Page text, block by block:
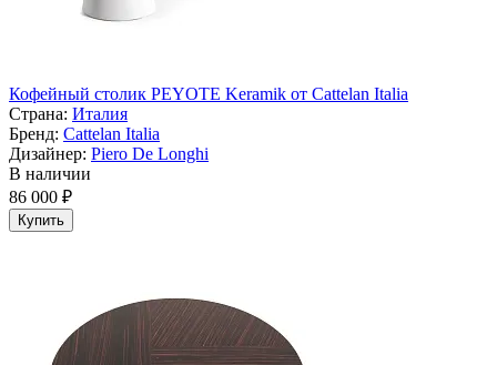
Кофейный столик PEYOTE Keramik от Cattelan Italia
Страна: Италия
Бренд: Cattelan Italia
Дизайнер: Piero De Longhi
В наличии
86 000 ₽
Купить